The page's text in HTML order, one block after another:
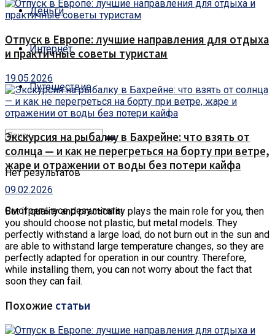
Деньги
Интернет
Путешествие
Нет результатов
Смотреть все результаты
Отпуск в Европе: лучшие направления для отдыха
и практичные советы туристам
19.05.2026
Экскурсия на рыбалку в Бахрейне: что взять от
солнца — и как не перегреться на борту при ветре,
жаре и отражении от воды без потери кайфа
09.02.2026
But if quality and practicality plays the main role for you, then
you should choose not plastic, but metal models. They
perfectly withstand a large load, do not burn out in the sun and
are able to withstand large temperature changes, so they are
perfectly adapted for operation in our country. Therefore,
while installing them, you can not worry about the fact that
soon they can fail.
Похожие статьи